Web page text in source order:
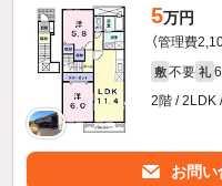
5万円
（管理費
敷 不要 礼
2階 / 2LDK
お問い